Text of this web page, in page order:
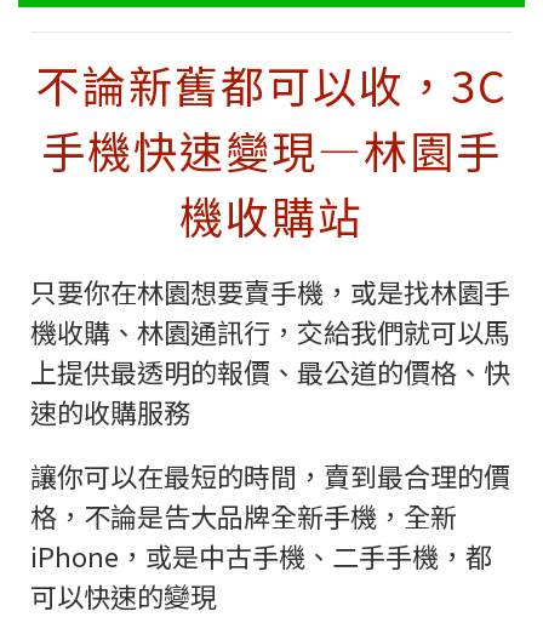
不論新舊都可以收，3C
手機快速變現—林園手
機收購站
只要你在林園想要賣手機，或是找林園手
機收購、 林園通訊行，交給我們就可以馬
上提供最透明的報價、最公道的價格、快
速的收購服務
讓你可以在最短的時間，賣到最合理的價
格，不論是告大品牌全新手機，全新
iPhone，或是中古手機、二手手機，都
可以快速的變現